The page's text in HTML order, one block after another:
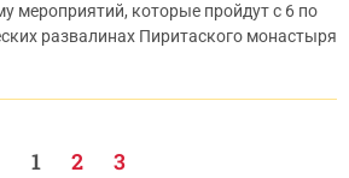
мероприятий, которые пройдут с 6 по
развалинах Пиритаского монастыря
1 2 3